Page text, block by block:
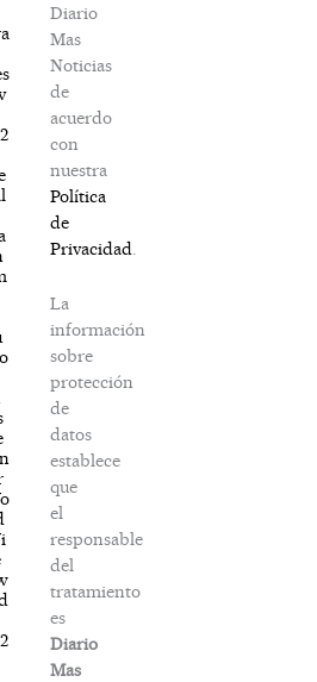
Diario
Mas
Noticias
de
acuerdo
con
nuestra
Política
de
Privacidad
La
información
sobre
protección
de
datos
establece
que
el
responsable
del
tratamiento
es
Diario
Mas